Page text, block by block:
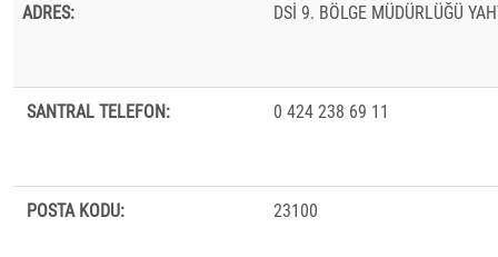
ADRES: DSİ 9. BÖLGE MÜDÜRLÜĞÜ
SANTRAL TELEFON: 0 424 238 69 11
POSTA KODU: 23100